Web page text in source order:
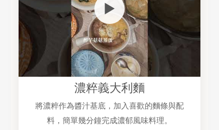
▶
濃粹義大利麵
將濃粹作為醬汁基底，加入喜歡的麵條與配
料，簡單幾分鐘完成濃郁風味料理。